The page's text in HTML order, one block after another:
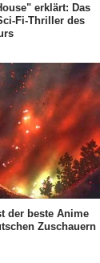
erklärt: Das
Fi-Thriller des
der beste Anime
Zuschauern